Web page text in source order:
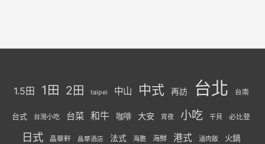
1.5田 1田 2田 taipei 中山 中式 再訪 台北 台南
台式 台灣小吃 台菜 和牛 咖啡 大安 宵夜 小吃 干貝 必比登
日式 晶華軒 晶華酒店 法式 海膽 海鮮 港式 滷肉飯 火鍋